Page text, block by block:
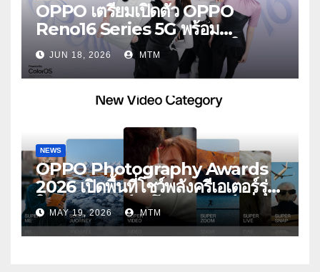
OPPO เตรียมเปิดตัว OPPO
Reno16 Series 5G พร้อม
ประกาศ BABYMONSTER ใน
ฐานะ Reno Girls ชวนสัมผัส
ประสบการณ์ถ่ายภาพมุมกว้างพิเศษที่
อัปเกรดไปอีกขั้น กับ 4 สี 4 เทรนดี้
JUN 18, 2026 MTM
NEWS
OPPO Photography Awards
2026 เปิดพื้นที่โชว์พลังครีเอเตอร์รุ่น
ใหม่ รับเทรนด์วิดีโอคอนเทนต์ เพิ่ม
หมวด “Super Video” ครั้งแรก
MAY 19, 2026 MTM